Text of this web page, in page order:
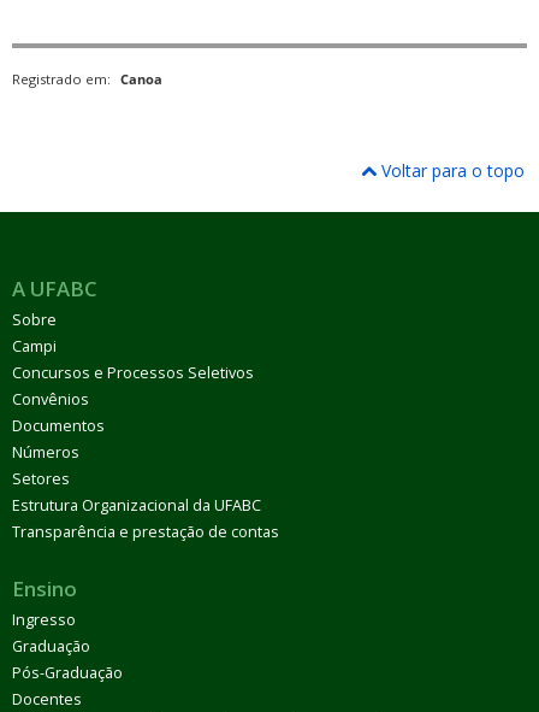
Registrado em: Canoa
Voltar para o topo
A UFABC
Sobre
Campi
Concursos e Processos Seletivos
Convênios
Documentos
Números
Setores
Estrutura Organizacional da UFABC
Transparência e prestação de contas
Ensino
Ingresso
Graduação
Pós-Graduação
Docentes